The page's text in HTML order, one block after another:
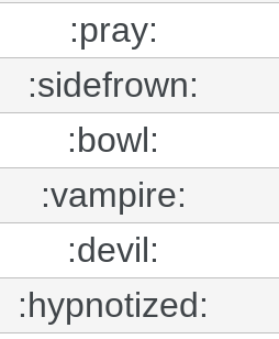
:pray:
:sidefrown:
:bowl:
:vampire:
:devil:
:hypnotized: